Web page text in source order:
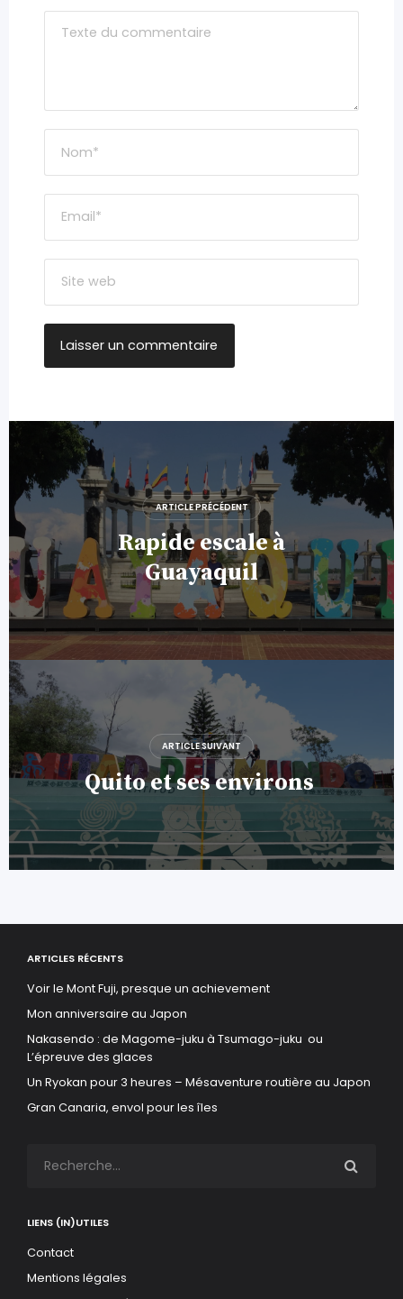
Navigation
de
l’article
ARTICLE PRÉCÉDENT
Rapide escale à
Guayaquil
ARTICLE SUIVANT
Quito et ses environs
ARTICLES RÉCENTS
Voir le Mont Fuji, presque un achievement
Mon anniversaire au Japon
Nakasendo : de Magome-juku à Tsumago-juku ou
L’épreuve des glaces
Un Ryokan pour 3 heures – Mésaventure routière au Japon
Gran Canaria, envol pour les îles
LIENS (IN)UTILES
Contact
Mentions légales